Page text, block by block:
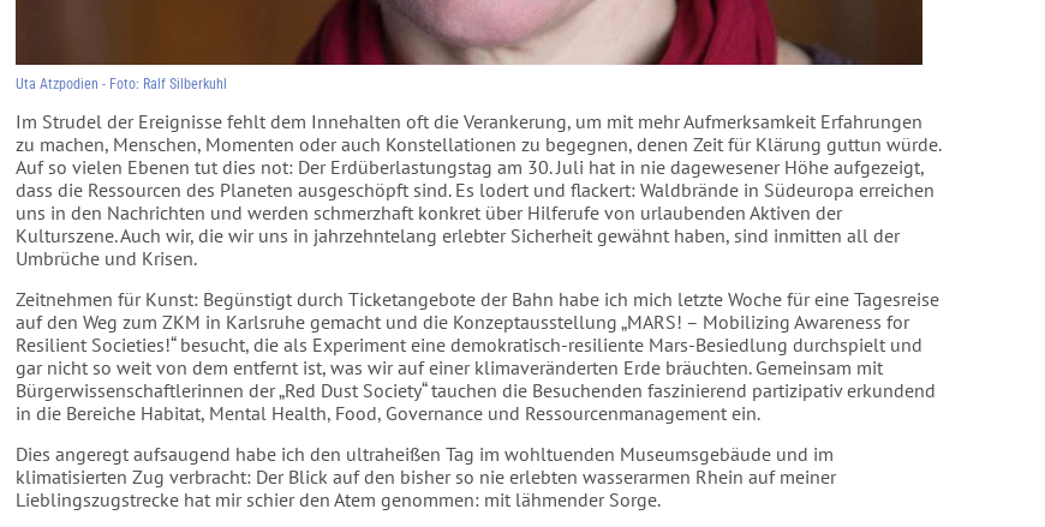
Uta Atzpodien - Foto: Ralf Silberkuhl
Im Strudel der Ereignisse fehlt dem Innehalten oft die Verankerung, um mit mehr Aufmerksamkeit Erfahrungen
zu machen, Menschen, Momenten oder auch Konstellationen zu begegnen, denen Zeit für Klärung guttun würde.
Auf so vielen Ebenen tut dies not: Der Erdüberlastungstag am 30. Juli hat in nie dagewesener Höhe aufgezeigt,
dass die Ressourcen des Planeten ausgeschöpft sind. Es lodert und flackert: Waldbrände in Südeuropa erreichen
uns in den Nachrichten und werden schmerzhaft konkret über Hilferufe von urlaubenden Aktiven der
Kulturszene. Auch wir, die wir uns in jahrzehntelang erlebter Sicherheit gewähnt haben, sind inmitten all der
Umbrüche und Krisen.
Zeitnehmen für Kunst: Begünstigt durch Ticketangebote der Bahn habe ich mich letzte Woche für eine Tagesreise
auf den Weg zum ZKM in Karlsruhe gemacht und die Konzeptausstellung „MARS! – Mobilizing Awareness for
Resilient Societies!“ besucht, die als Experiment eine demokratisch-resiliente Mars-Besiedlung durchspielt und
gar nicht so weit von dem entfernt ist, was wir auf einer klimaveränderten Erde bräuchten. Gemeinsam mit
Bürgerwissenschaftlerinnen der „Red Dust Society“ tauchen die Besuchenden faszinierend partizipativ erkundend
in die Bereiche Habitat, Mental Health, Food, Governance und Ressourcenmanagement ein.
Dies angeregt aufsaugend habe ich den ultraheißen Tag im wohltuenden Museumsgebäude und im
klimatisierten Zug verbracht: Der Blick auf den bisher so nie erlebten wasserarmen Rhein auf meiner
Lieblingszugstrecke hat mir schier den Atem genommen: mit lähmender Sorge.